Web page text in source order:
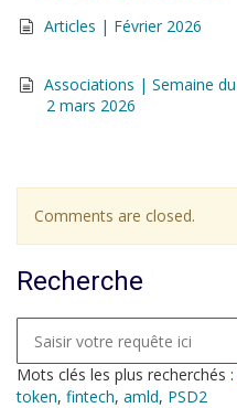
Articles | Février 2026
Associations | Semaine du
2 mars 2026
Comments are closed.
Recherche
Mots clés les plus recherchés :
token, fintech, amld, PSD2